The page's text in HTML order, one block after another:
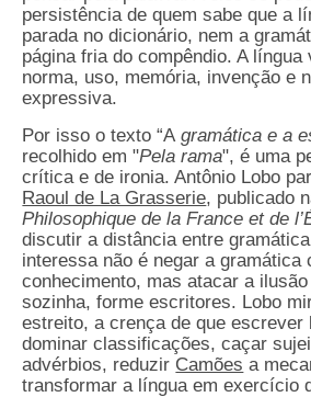
persistência de quem sabe que a
parada no dicionário, nem a
página fria do compêndio. A
norma, uso, memória, invenção e
expressiva.
Por isso o texto “A gramática e a
recolhido em "Pela rama", é uma
crítica e de ironia. Antônio Lobo
Raoul de La Grasserie, publicado
Philosophique de la France et de
discutir a distância entre
interessa não é negar a gramática
conhecimento, mas atacar a
sozinha, forme escritores. Lobo
estreito, a crença de que escrever
dominar classificações, caçar
advérbios, reduzir Camões a
transformar a língua em exercício